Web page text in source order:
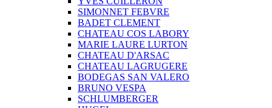
SIMONNET FEBVRE
BADET CLEMENT
CHATEAU COS LABORY
MARIE LAURE LURTON
CHATEAU D'ARSAC
CHATEAU LAGRUGERE
BODEGAS SAN VALERO
BRUNO VESPA
SCHLUMBERGER